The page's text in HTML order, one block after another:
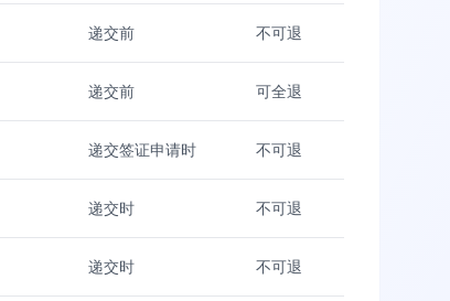
递交前 不可退
递交前 可全退
递交签证申请时 不可退
递交时 不可退
递交时 不可退